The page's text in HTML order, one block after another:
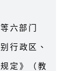
六部门
行政区、
定》（教